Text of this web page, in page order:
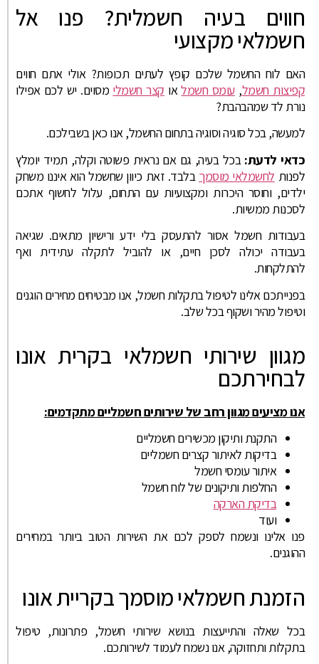
חווים בעיה חשמלית? פנו אל
חשמלאי מקצועי
האם לוח החשמל שלכם קופץ לעתים תכופות? אולי אתם חווים
קפיצות חשמל, עומס חשמלאו קצר חשמלי מסוים. יש לכם אפילו
נורת לד שמהבהבת?
למעשה, בכל סוגיה וסוגיה בתחום החשמל, אנו כאן בשבילכם.
כדאי לדעת:בכל בעיה, גם אם נראית פשוטה וקלה, תמיד יומלץ
לפנות לחשמלאי מוסמך בלבד. זאת כיוון שחשמל הוא איננו משחק
ילדים, וחוסר היכרות ומקצועיות עם התחום, עלול לחשוף אתכם
לסכנות ממשיות.
בעבודות חשמל אסור להתעסק בלי ידע ורישיון מתאים. שגיאה
בעבודה יכולה לסכן חיים, או להוביל לתקלה עתידית ואף
להתלקחות.
בפנייתכם אלינו לטיפול בתקלות חשמל, אנו מבטיחים מחירים הוגנים
וטיפול מהיר ושקוף בכל שלב.
מגוון שירותי חשמלאי בקרית אונו
לבחירתכם
אנו מציעים מגוון רחב של שירותים חשמליים מתקדמים:
התקנת ותיקון מכשירים חשמליים
בדיקות לאיתור קצרים חשמליים
איתור עומסי חשמל
החלפות ותיקונים של לוח חשמל
בדיקת הארקה
ועוד
פנו אלינו ונשמח לספק לכם את השירות הטוב ביותר במחירים
ההוגנים.
הזמנת חשמלאי מוסמך בקריית אונו
בכל שאלה והתייעצות בנושא שירותי חשמל, פתרונות, טיפול
בתקלות ותחזוקה, אנו נשמח לעמוד לשירותכם.